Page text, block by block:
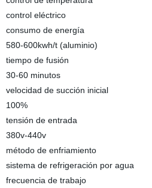
control eléctrico
consumo de energía
580-600kwh/t (aluminio)
tiempo de fusión
30-60 minutos
velocidad de succión inicial
100%
tensión de entrada
380v-440v
método de enfriamiento
sistema de refrigeración por agua
frecuencia de trabajo